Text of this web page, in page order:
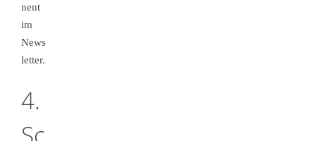
nent
im
News
letter.
4.
Sc